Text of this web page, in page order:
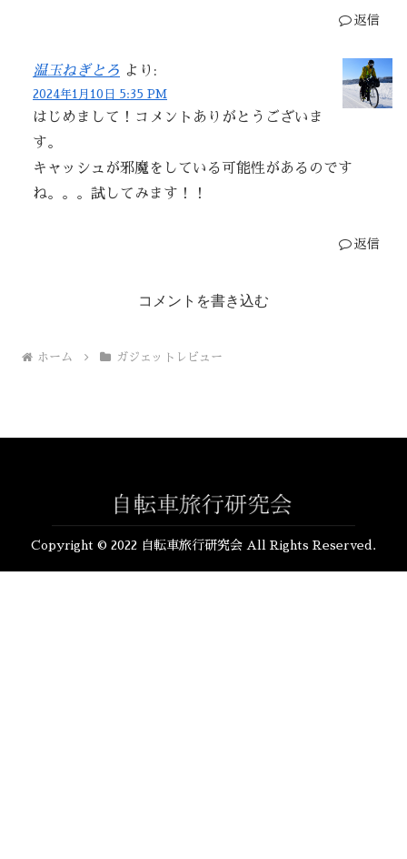
返信
温玉ねぎとろ より:
2024年1月10日 5:35 PM
はじめまして！コメントありがとうございま
す。
キャッシュが邪魔をしている可能性があるのです
ね。。。試してみます！！
返信
コメントを書き込む
ホーム ガジェットレビュー
Copyright © 2022 自転車旅行研究会 All Rights Reserved.